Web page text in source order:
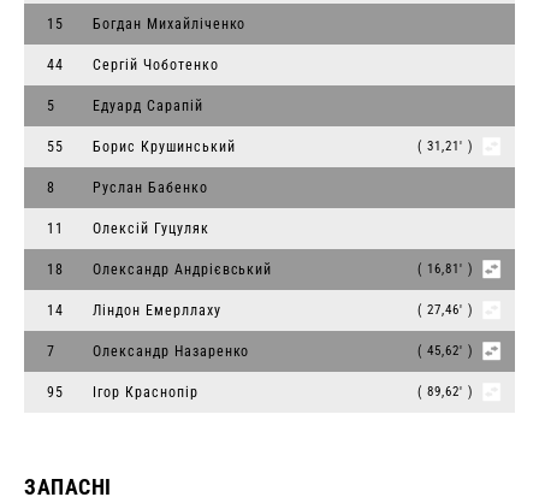
15 Богдан Михайліченко
44 Сергій Чоботенко
5 Едуард Сарапій
55 Борис Крушинський ( 31,21' )
8 Руслан Бабенко
11 Олексій Гуцуляк
18 Олександр Андрієвський ( 16,81' )
14 Ліндон Емерллаху ( 27,46' )
7 Олександр Назаренко ( 45,62' )
95 Ігор Краснопір ( 89,62' )
ЗАПАСНІ